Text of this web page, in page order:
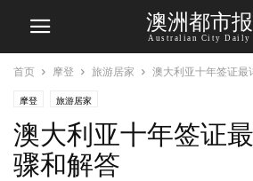
澳洲都市报
Australian City Daily
首页 摩登 旅游居家 澳大利亚十年签证最
摩登 旅游居家
澳大利亚十年签证
骤和解答